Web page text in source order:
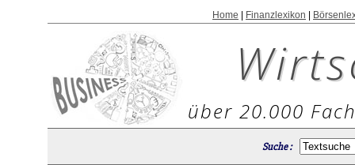
Home Finanzlexikon
über 20.000
Suche :